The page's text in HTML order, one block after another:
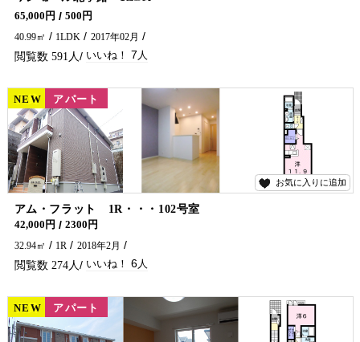
ハイグレード次世代型省エネマンションに空予定です♪ 共用部分・室内の設備も整ったおすすめ物件です！ 延岡市のアパート・マンションのことなら五ヶ瀬不動産へお問合せください🏠✨
65,000円
500円
40.99㎡
1LDK 2017年02月
591 7
お気に入りに追加
賃貸
NEW アパート
アム・フラット 1R・・・102号室
42,000円
2300円
32.94㎡
1R 2018年2月
274 6
賃貸
NEW アパート